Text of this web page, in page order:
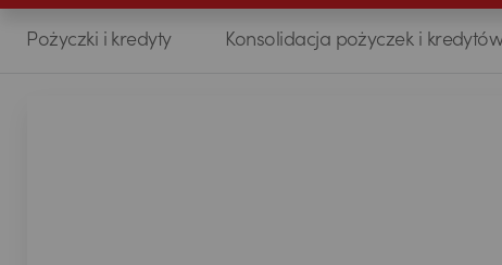
Pożyczki i kredyty Konsolidacja pożyczek i